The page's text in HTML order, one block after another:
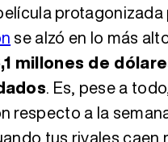
se alzó en lo más
millones de
. Es, pese a
respecto a la